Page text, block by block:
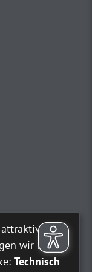
wie
wir Ihre
Technisch